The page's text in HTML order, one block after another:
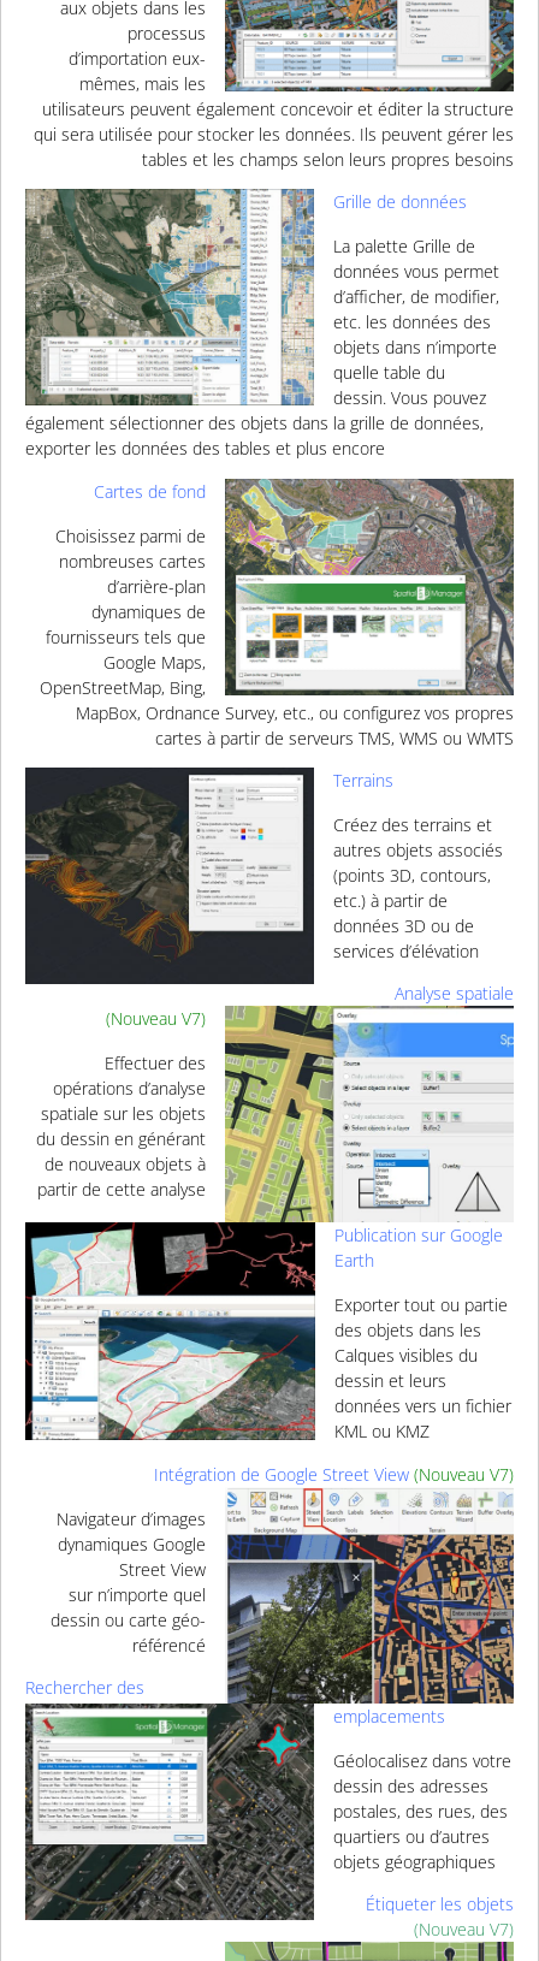
aux objets dans les
processus
d’importation eux-
mêmes, mais les
utilisateurs peuvent également concevoir et éditer la structure
qui sera utilisée pour stocker les données. Ils peuvent gérer les
tables et les champs selon leurs propres besoins
Grille de données
La palette Grille de
données vous permet
d’afficher, de modifier,
etc. les données des
objets dans n’importe
quelle table du
dessin. Vous pouvez
également sélectionner des objets dans la grille de données,
exporter les données des tables et plus encore
Cartes de fond
Choisissez parmi de
nombreuses cartes
d’arrière-plan
dynamiques de
fournisseurs tels que
Google Maps,
OpenStreetMap, Bing,
MapBox, Ordnance Survey, etc., ou configurez vos propres
cartes à partir de serveurs TMS, WMS ou WMTS
Terrains
Créez des terrains et
autres objets associés
(points 3D, contours,
etc.) à partir de
données 3D ou de
services d’élévation
Analyse spatiale
(Nouveau V7)
Effectuer des
opérations d’analyse
spatiale sur les objets
du dessin en générant
de nouveaux objets à
partir de cette analyse
Publication sur Google
Earth
Exporter tout ou partie
des objets dans les
Calques visibles du
dessin et leurs
données vers un fichier
KML ou KMZ
Intégration de Google Street View (Nouveau V7)
Navigateur d’images
dynamiques Google
Street View
sur n’importe quel
dessin ou carte géo-
référencé
Rechercher des
emplacements
Géolocalisez dans votre
dessin des adresses
postales, des rues, des
quartiers ou d’autres
objets géographiques
Étiqueter les objets
(Nouveau V7)